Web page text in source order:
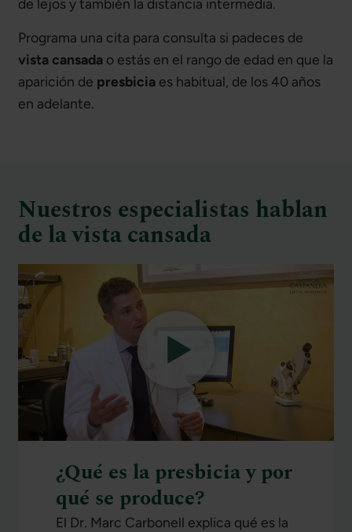
de lejos y también la distancia intermedia.
Programa una cita para consulta si padeces de
vista cansada o estás en el rango de edad en que la
aparición de presbicia es habitual, de los 40 años
en adelante.
Nuestros especialistas hablan
de la vista cansada
¿Qué es la presbicia y por
qué se produce?
El Dr. Marc Carbonell explica qué es la